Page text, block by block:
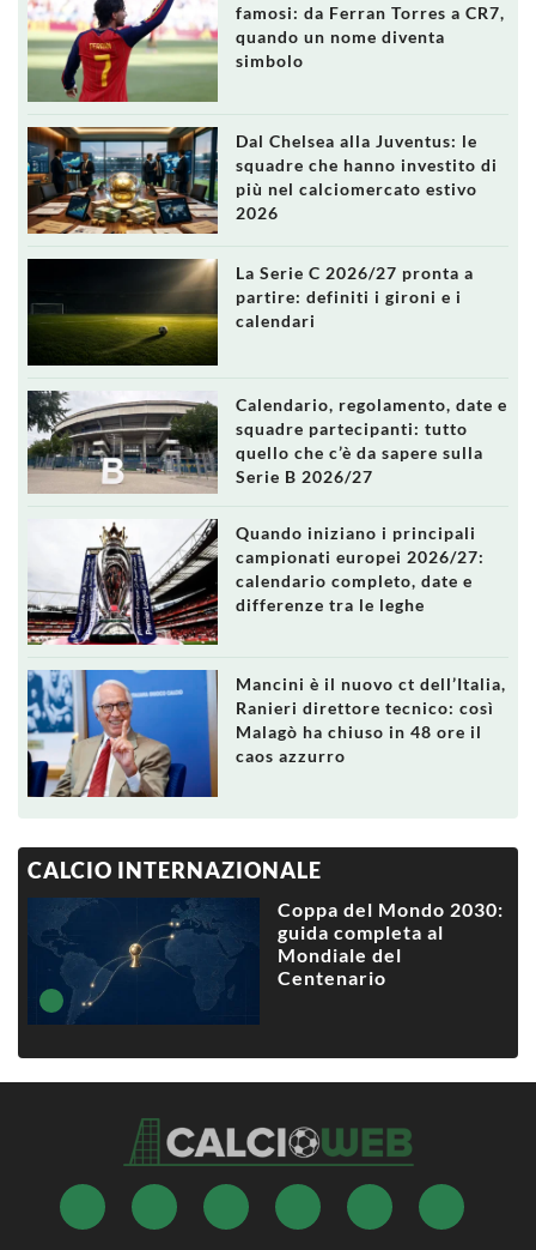
famosi: da Ferran Torres a CR7,
quando un nome diventa
simbolo
Dal Chelsea alla Juventus: le
squadre che hanno investito di
più nel calciomercato estivo
2026
La Serie C 2026/27 pronta a
partire: definiti i gironi e i
calendari
Calendario, regolamento, date e
squadre partecipanti: tutto
quello che c’è da sapere sulla
Serie B 2026/27
Quando iniziano i principali
campionati europei 2026/27:
calendario completo, date e
differenze tra le leghe
Mancini è il nuovo ct dell’Italia,
Ranieri direttore tecnico: così
Malagò ha chiuso in 48 ore il
caos azzurro
CALCIO INTERNAZIONALE
Coppa del Mondo 2030:
guida completa al
Mondiale del
Centenario